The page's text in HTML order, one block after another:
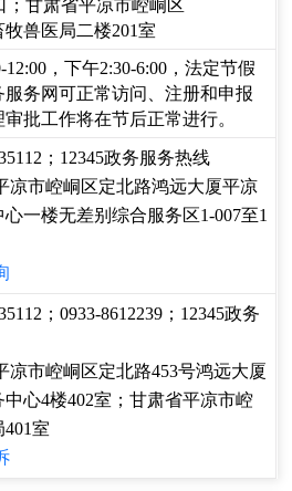
；甘肃省平凉市崆峒区
兽医局二楼201室
，下午2:30-6:00，法定节假
服务网可正常访问、注册和申报
批工作将在节后正常进行。
；12345政务服务热线
凉市崆峒区定北路鸿远大厦平凉
一楼无差别综合服务区1-007至1
；0933-8612239；12345政务
凉市崆峒区定北路453号鸿远大厦
心4楼402室；甘肃省平凉市崆
室